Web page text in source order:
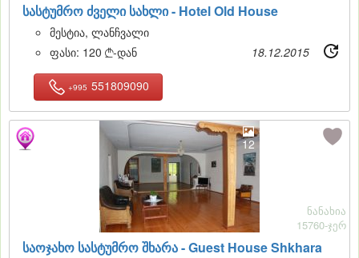
სასტუმრო ძველი სახლი - Hotel Old House
მესტია, ლანჩვალი
ფასი: 120 -დან 18.12.2015
+995 551809090
12
საოჯახო სასტუმრო შხარა -Guest House Shkhara
ნანახია
15760-ჯერ